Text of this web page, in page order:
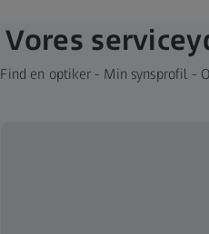
Vores
Find en optiker - Min synsprofil -